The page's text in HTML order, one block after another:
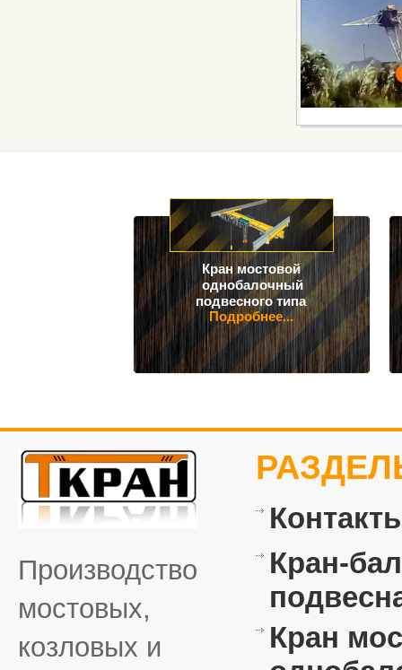
Кран мостовой
однобалочный
подвесного типа
Подробнее...
Производство
мостовых,
козловых и
Кран-
Кран